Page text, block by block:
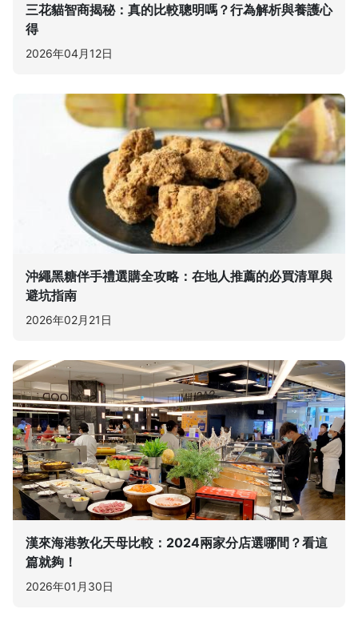
三花貓智商揭秘：真的比較聰明嗎？行為解析與養護心
得
2026年04月12日
沖繩黑糖伴手禮選購全攻略：在地人推薦的必買清單與
避坑指南
2026年02月21日
漢來海港敦化天母比較：2024兩家分店選哪間？看這
篇就夠！
2026年01月30日